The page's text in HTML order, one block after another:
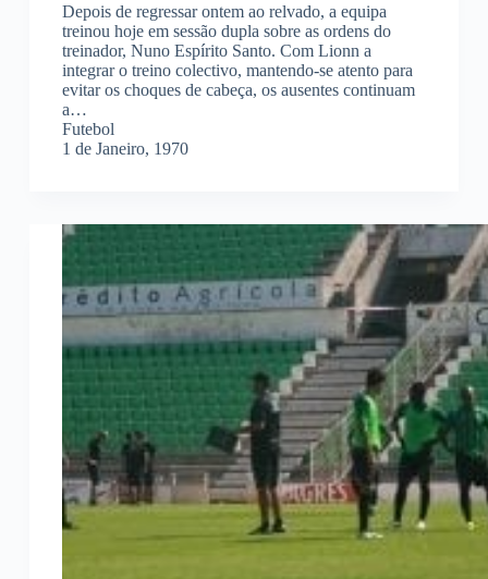
Depois de regressar ontem ao relvado, a equipa
treinou hoje em sessão dupla sobre as ordens do
treinador, Nuno Espírito Santo. Com Lionn a
integrar o treino colectivo, mantendo-se atento para
evitar os choques de cabeça, os ausentes continuam
a…
Futebol
1 de Janeiro, 1970